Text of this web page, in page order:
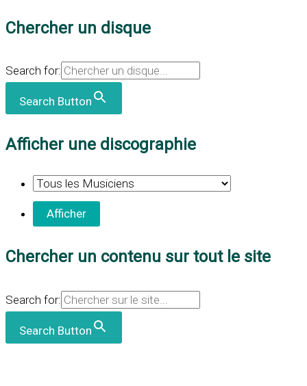
Chercher un disque
Search for:
Search Button
Afficher une discographie
Chercher un contenu sur tout le site
Search for:
Search Button